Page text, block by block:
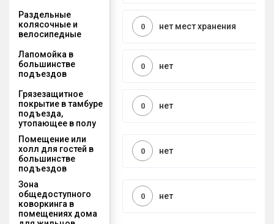
Раздельные
колясочные и
велосипедные
нет мест хранения
0
Лапомойка в
большинстве
подъездов
нет
0
Грязезащитное
покрытие в тамбуре
подъезда,
утопающее в полу
нет
0
Помещение или
холл для гостей в
большинстве
подъездов
нет
0
Зона
общедоступного
коворкинга в
помещениях дома
нет
0